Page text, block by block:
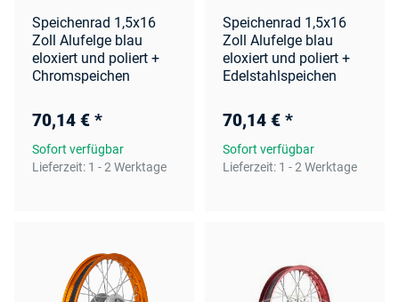
Speichenrad 1,5x16
Zoll Alufelge blau
eloxiert und poliert +
Chromspeichen
70,14 € *
Sofort verfügbar
Lieferzeit: 1 - 2 Werktage
Speichenrad 1,5x16
Zoll Alufelge blau
eloxiert und poliert +
Edelstahlspeichen
70,14 € *
Sofort verfügbar
Lieferzeit: 1 - 2 Werktage